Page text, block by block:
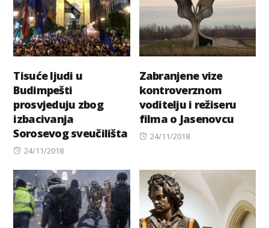
Tisuće ljudi u
Budimpešti
prosvjeduju zbog
izbacivanja
Sorosevog sveučilišta
Posted
24/11/2018
Zabranjene vize
kontroverznom
voditelju i režiseru
filma o Jasenovcu
Posted
24/11/2018